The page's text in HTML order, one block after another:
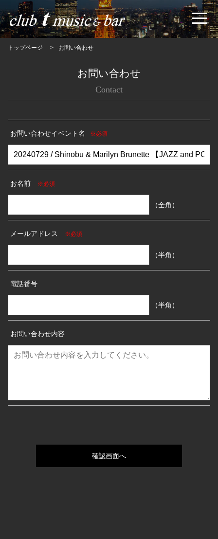
トップページ お問い合わせ
お問い合わせ
Contact
お問い合わせイベント名 ※必須
お名前 ※必須
（全角）
メールアドレス ※必須
（半角）
電話番号
（半角）
お問い合わせ内容